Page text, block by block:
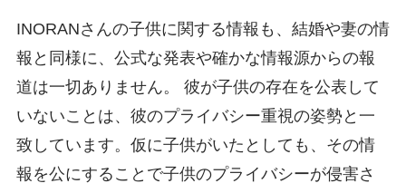
INORANさんの子供に関する情報も、結婚や妻の情
報と同様に、公式な発表や確かな情報源からの報
道は一切ありません。 彼が子供の存在を公表して
いないことは、彼のプライバシー重視の姿勢と一
致しています。仮に子供がいたとしても、その情
報を公にすることで子供のプライバシーが侵害さ